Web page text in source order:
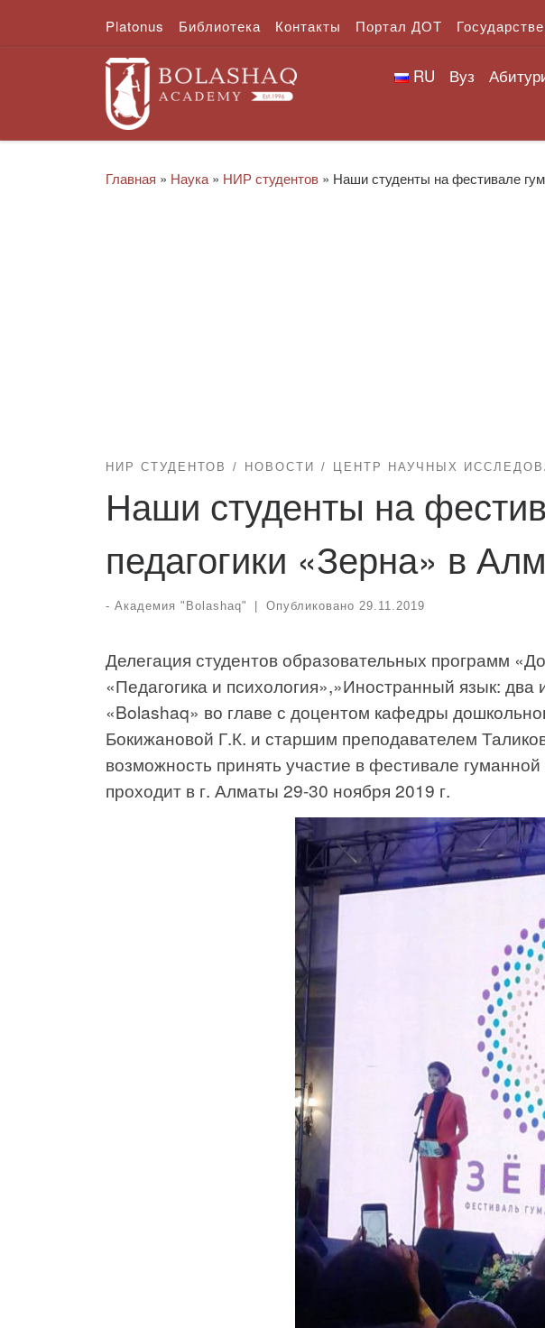
Перейти к содержимому
Platonus Библиотека Контакты Портал ДОТ
RU Вуз
Главная » Наука » НИР студентов » Наши студенты на фестивале
НИР СТУДЕНТОВ НОВОСТИ ЦЕНТР НАУЧНЫХ
Наши студенты на
педагогики «Зерна» в
- Академия "Bolashaq" Опубликовано 29.11.2019
Делегация студентов образовательных программ
«Педагогика и психология»,»Иностранный язык:
«Bolashaq» во главе с доцентом кафедры
Бокижановой Г.К. и старшим преподавателем
возможность принять участие в фестивале
проходит в г. Алматы 29-30 ноября 2019 г.